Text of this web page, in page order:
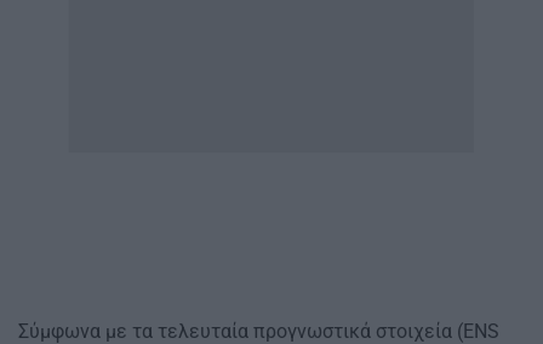
Σύμφωνα με τα τελευταία προγνωστικά στοιχεία (ENS